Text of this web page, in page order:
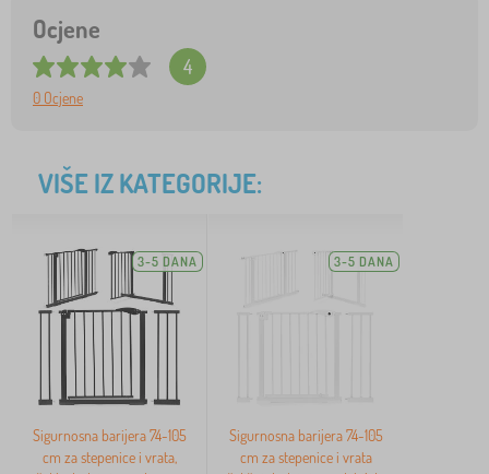
Ocjene
4
0 Ocjene
VIŠE IZ KATEGORIJE:
3-5 DANA
Sigurnosna barijera 74-105
cm za stepenice i vrata,
3-5 DANA
Sigurnosna barijera 74-105
cm za stepenice i vrata